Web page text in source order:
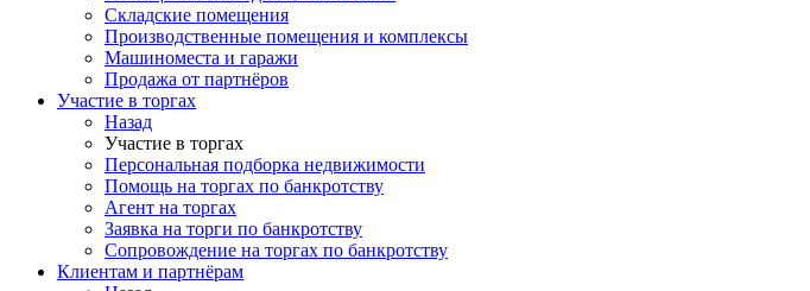
Складские помещения
Производственные помещения и комплексы
Машиноместа и гаражи
Продажа от партнёров
Участие в торгах
Назад
Участие в торгах
Персональная подборка недвижимости
Помощь на торгах по банкротству
Агент на торгах
Заявка на торги по банкротству
Сопровождение на торгах по банкротству
Клиентам и партнёрам